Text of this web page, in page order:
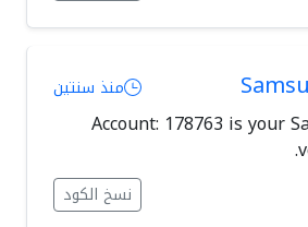
منذ سنتين
Account: 178763 is your
نسخ الكود